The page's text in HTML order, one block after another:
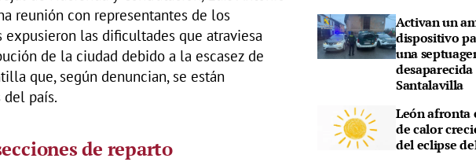
reunión con representantes de los
expusieron las dificultades que atraviesa
de la ciudad debido a la escasez de
que, según denuncian, se están
país.
de reparto
Activan un
dispositivo
una
desaparecida
Santalavilla
León afronta
de calor
del eclipse